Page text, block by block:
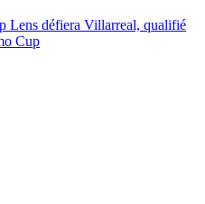
Lens défiera Villarreal, qualifié
Cup